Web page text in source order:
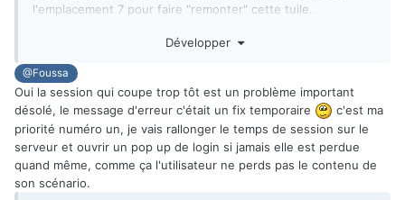
l'emplacement 7 pour faire "remonter" cette tuile.
et qu'il faut me reconnecter à nouveau.
J'essaye de faire "pdf", ça marche pas, faut me reconnecter
à nouveau.
Save à nouveau ... marche pas.
Je me déconnecte, me reconnecte, et tout est perdu
(notamment mon temps
)
Sinon, il manque Nathok et le Golem d'Os (entre autres,
mais ceux là m'auraient été utiles
).
Je suis sous win10 64 bits et sous Chrome.
Développer
@Foussa
Oui la session qui coupe trop tôt est un problème important
désolé, le message d'erreur c'était un fix temporaire
c'est ma
priorité numéro un, je vais rallonger le temps de session sur le
serveur et ouvrir un pop up de login si jamais elle est perdue
quand même, comme ça l'utilisateur ne perds pas le contenu de
son scénario.